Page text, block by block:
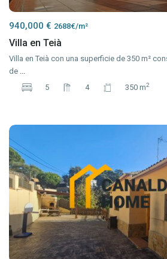
940,000 € 2688€/m²
Villa en Teià
Villa en Teià con una superficie de 350 m²
de ...
5
4 350 m2